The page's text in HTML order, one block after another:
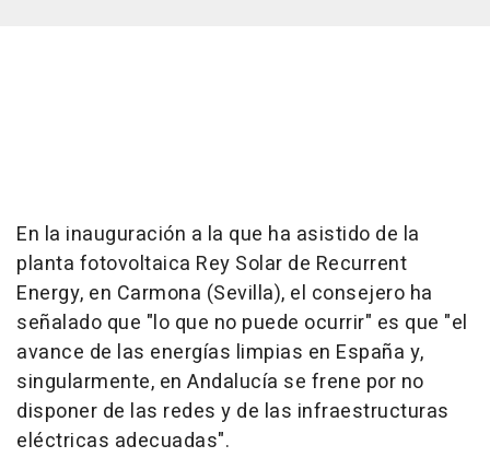
En la inauguración a la que ha asistido de la
planta fotovoltaica Rey Solar de Recurrent
Energy, en Carmona (Sevilla), el consejero ha
señalado que "lo que no puede ocurrir" es que "el
avance de las energías limpias en España y,
singularmente, en Andalucía se frene por no
disponer de las redes y de las infraestructuras
eléctricas adecuadas".